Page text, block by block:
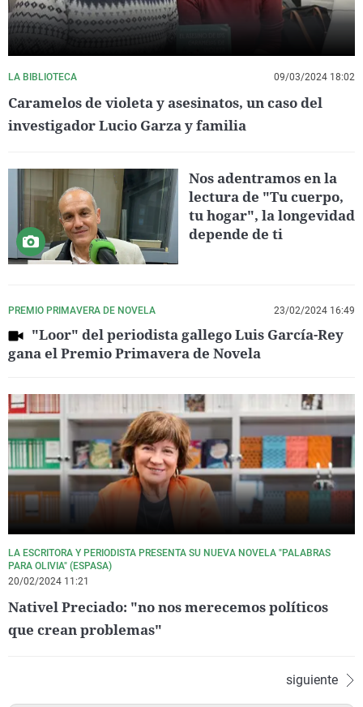
LA BIBLIOTECA 09/03/2024 18:02
Caramelos de violeta y asesinatos, un caso del
investigador Lucio Garza y familia
Nos adentramos en la
lectura de "Tu cuerpo,
tu hogar", la longevidad
depende de ti
PREMIO PRIMAVERA DE NOVELA 23/02/2024 16:49
"Loor" del periodista gallego Luis García-Rey
gana el Premio Primavera de Novela
LA ESCRITORA Y PERIODISTA PRESENTA SU NUEVA NOVELA "PALABRAS
PARA OLIVIA" (ESPASA)
20/02/2024 11:21
Nativel Preciado: "no nos merecemos políticos
que crean problemas"
siguiente